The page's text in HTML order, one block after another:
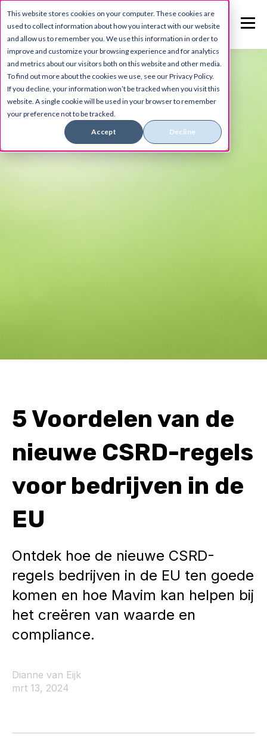
This website stores cookies on your computer. These cookies are
used to collect information about how you interact with our website
and allow us to remember you. We use this information in order to
improve and customize your browsing experience and for analytics
and metrics about our visitors both on this website and other media.
To find out more about the cookies we use, see our Privacy Policy.
If you decline, your information won’t be tracked when you visit this
website. A single cookie will be used in your browser to remember
your preference not to be tracked.
Accept Decline
5 Voordelen van de
nieuwe CSRD-regels
voor bedrijven in de
EU
Ontdek hoe de nieuwe CSRD-
regels bedrijven in de EU ten goede
komen en hoe Mavim kan helpen bij
het creëren van waarde en
compliance.
Dianne van Eijk
mrt 13, 2024